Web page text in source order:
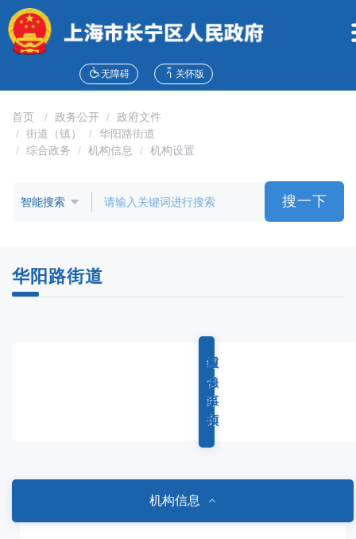
障
碍
说
无障碍 关怀版
首页 政务公开
政府文件
街道（镇）
华阳路街道
综合政务
机构信息 机构设置
搜一下
华阳路街道
综
合
政
务
重
点
工
作
权
力
事
项
服
务
事
项
机构信息